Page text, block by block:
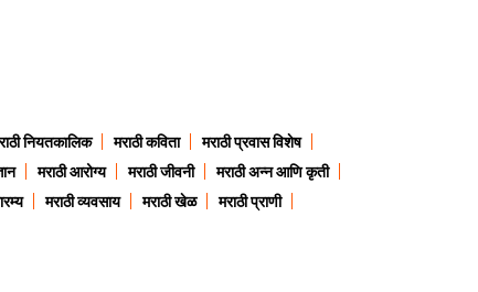
नियतकालिक मराठी कविता
मराठी प्रवास विशेष
मराठी आरोग्य मराठी जीवनी
मराठी अन्न आणि कृती
मराठी व्यवसाय मराठी खेळ
मराठी प्राणी